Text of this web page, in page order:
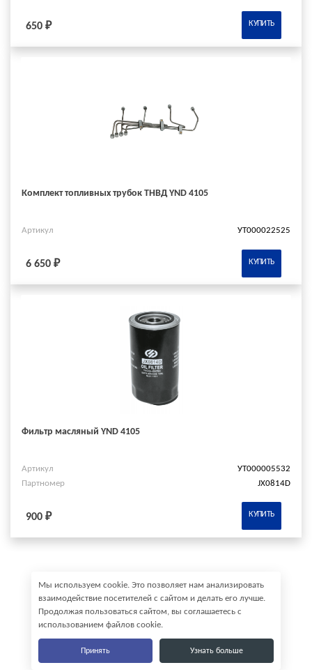
650 ₽ КУПИТЬ
Комплект топливных трубок ТНВД YND 4105
Артикул УТ000022525
6 650 ₽ КУПИТЬ
Фильтр масляный YND 4105
Артикул
УТ000005532
Партномер
JX0814D
900 ₽ КУПИТЬ
Мы используем cookie. Это позволяет нам анализировать
взаимодействие посетителей с сайтом и делать его лучше.
Продолжая пользоваться сайтом, вы соглашаетесь с
использованием файлов cookie.
Принять Узнать больше